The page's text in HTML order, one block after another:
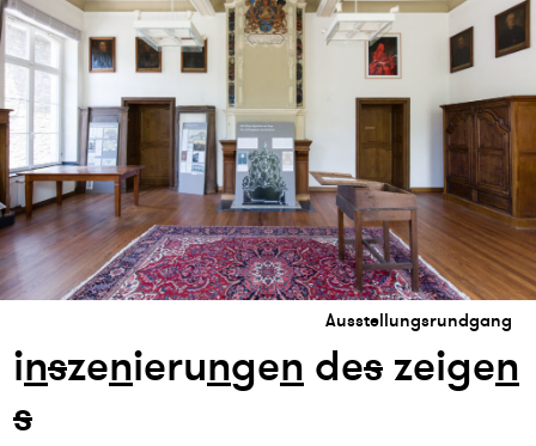
Ausstellungsrundgang
inszenierungen deszeigen
s